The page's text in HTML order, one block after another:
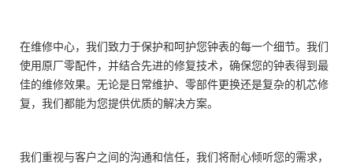
在维修中心，我们致力于保护和呵护您钟表的每一个细节。我们
使用原厂零配件，并结合先进的修复技术，确保您的钟表得到最
佳的维修效果。无论是日常维护、零部件更换还是复杂的机芯修
复，我们都能为您提供优质的解决方案。
我们重视与客户之间的沟通和信任，我们将耐心倾听您的需求，